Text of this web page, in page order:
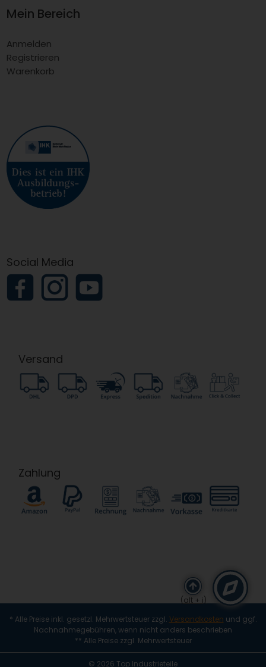
Mein Bereich
Anmelden
Registrieren
Warenkorb
Social Media
Versand
Zahlung
* Alle Preise inkl. gesetzl. Mehrwertsteuer zzgl. Versandkosten und ggf.
Nachnahmegebühren, wenn nicht anders beschrieben
** Alle Preise zzgl. Mehrwertsteuer
© 2026 Top Industrieteile
(alt + i)